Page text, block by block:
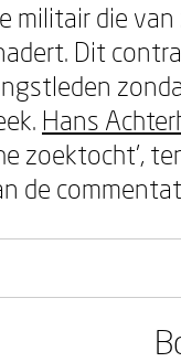
militair die
Dit
Hans
zoektocht',
de